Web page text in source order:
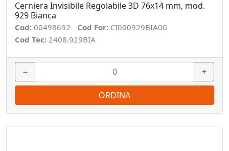
Cerniera Invisibile Regolabile 3D 76x14 mm, mod.
929 Bianca
Cod: 00498692 Cod For: CI000929BIA00
Cod Tec: 2408.929BIA
− +
ORDINA